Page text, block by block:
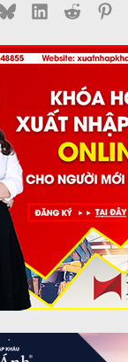
BlueskyLinkedInReddit